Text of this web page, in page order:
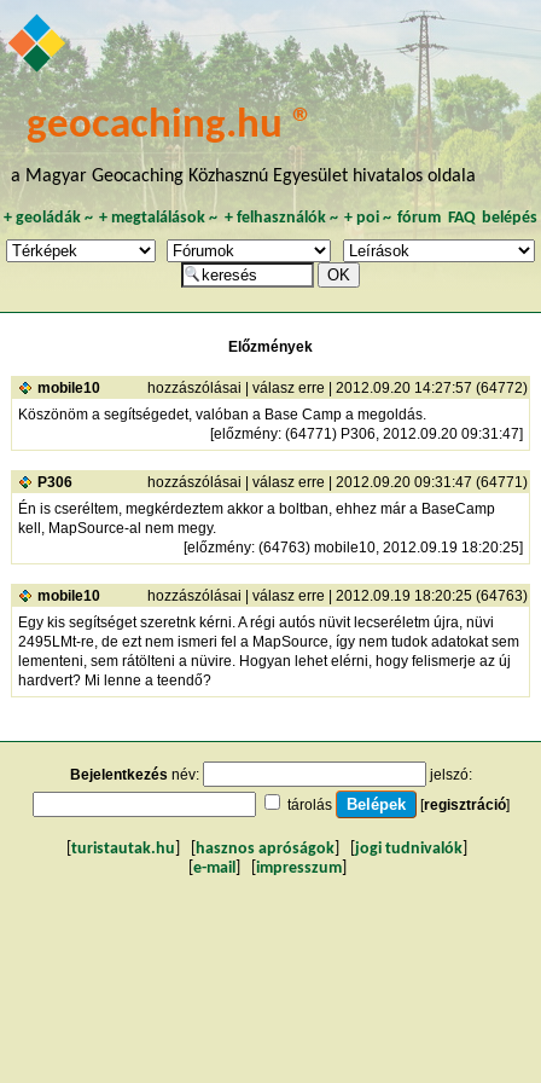
geocaching.hu ®
a Magyar Geocaching Közhasznú Egyesület hivatalos oldala
+ geoládák~ +megtalálások ~ + felhasználók~ + poi~ fórum FAQ belépés
Előzmények
mobile10 hozzászólásai | válasz erre | 2012.09.20 14:27:57 (64772)
Köszönöm a segítségedet, valóban a Base Camp a megoldás.
[előzmény: (64771) P306, 2012.09.20 09:31:47]
P306 hozzászólásai | válasz erre | 2012.09.20 09:31:47 (64771)
Én is cseréltem, megkérdeztem akkor a boltban, ehhez már a BaseCamp
kell, MapSource-al nem megy.
[előzmény: (64763) mobile10, 2012.09.19 18:20:25]
mobile10 hozzászólásai | válasz erre | 2012.09.19 18:20:25 (64763)
Egy kis segítséget szeretnk kérni. A régi autós nüvit lecseréletm újra, nüvi
2495LMt-re, de ezt nem ismeri fel a MapSource, így nem tudok adatokat sem
lementeni, sem rátölteni a nüvire. Hogyan lehet elérni, hogy felismerje az új
hardvert? Mi lenne a teendő?
Bejelentkezés név:
jelszó:
tárolás
[regisztráció]
turistautak.hu hasznos apróságok jogi tudnivalók
e-mail impresszum]